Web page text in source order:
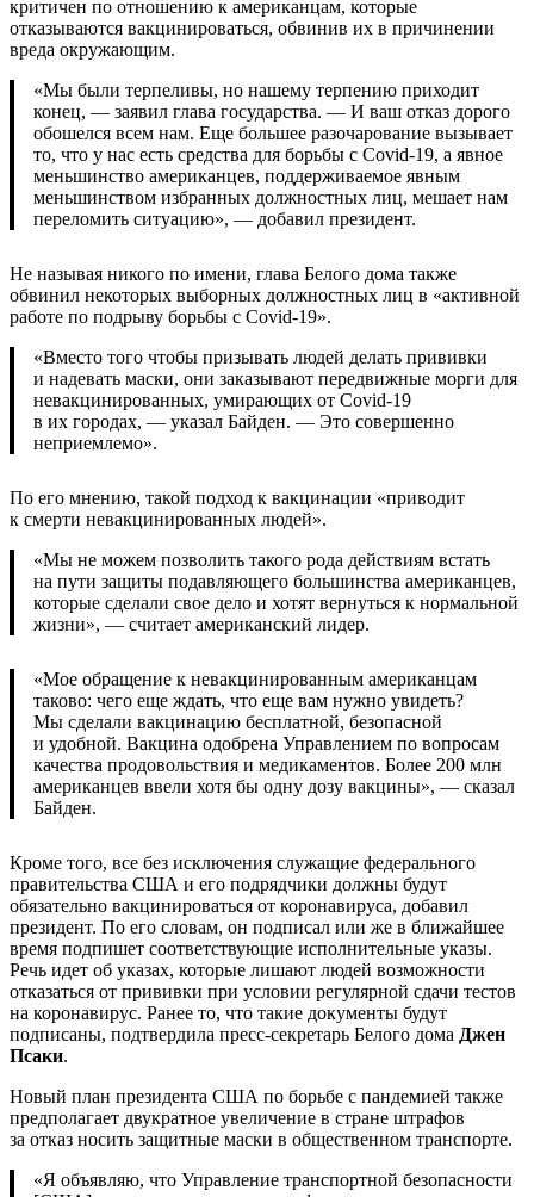
критичен по отношению к американцам, которые
отказываются вакцинироваться, обвинив их в причинении
вреда окружающим.
«Мы были терпеливы, но нашему терпению приходит
конец, — заявил глава государства. — И ваш отказ дорого
обошелся всем нам. Еще большее разочарование вызывает
то, что у нас есть средства для борьбы с Covid-19, а явное
меньшинство американцев, поддерживаемое явным
меньшинством избранных должностных лиц, мешает нам
переломить ситуацию», — добавил президент.
Не называя никого по имени, глава Белого дома также
обвинил некоторых выборных должностных лиц в «активной
работе по подрыву борьбы с Covid-19».
«Вместо того чтобы призывать людей делать прививки
и надевать маски, они заказывают передвижные морги для
невакцинированных, умирающих от Covid-19
в их городах, — указал Байден. — Это совершенно
неприемлемо».
По его мнению, такой подход к вакцинации «приводит
к смерти невакцинированных людей».
«Мы не можем позволить такого рода действиям встать
на пути защиты подавляющего большинства американцев,
которые сделали свое дело и хотят вернуться к нормальной
жизни», — считает американский лидер.
«Мое обращение к невакцинированным американцам
таково: чего еще ждать, что еще вам нужно увидеть?
Мы сделали вакцинацию бесплатной, безопасной
и удобной. Вакцина одобрена Управлением по вопросам
качества продовольствия и медикаментов. Более 200 млн
американцев ввели хотя бы одну дозу вакцины», — сказал
Байден.
Кроме того, все без исключения служащие федерального
правительства США и его подрядчики должны будут
обязательно вакцинироваться от коронавируса, добавил
президент. По его словам, он подписал или же в ближайшее
время подпишет соответствующие исполнительные указы.
Речь идет об указах, которые лишают людей возможности
отказаться от прививки при условии регулярной сдачи тестов
на коронавирус. Ранее то, что такие документы будут
подписаны, подтвердила пресс-секретарь Белого дома Джен
Псаки.
Новый план президента США по борьбе с пандемией также
предполагает двукратное увеличение в стране штрафов
за отказ носить защитные маски в общественном транспорте.
«Я объявляю, что Управление транспортной безопасности